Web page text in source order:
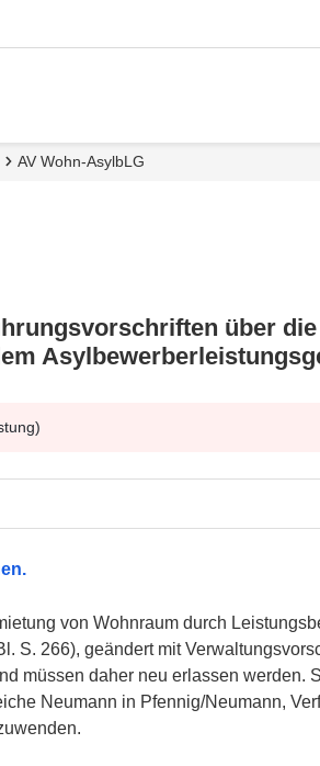
AV Wohn-AsylbLG
über
von Wohnraum durch
S. 266), geändert mit
müssen daher neu erlassen werden.
Neumann in Pfennig/Neumann,